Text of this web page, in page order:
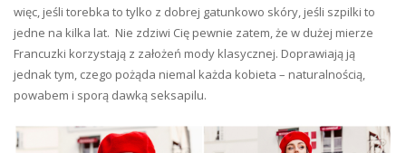
więc, jeśli torebka to tylko z dobrej gatunkowo skóry, jeśli szpilki to
jedne na kilka lat. Nie zdziwi Cię pewnie zatem, że w dużej mierze
Francuzki korzystają z założeń mody klasycznej. Doprawiają ją
jednak tym, czego pożąda niemal każda kobieta – naturalnością,
powabem i sporą dawką seksapilu.